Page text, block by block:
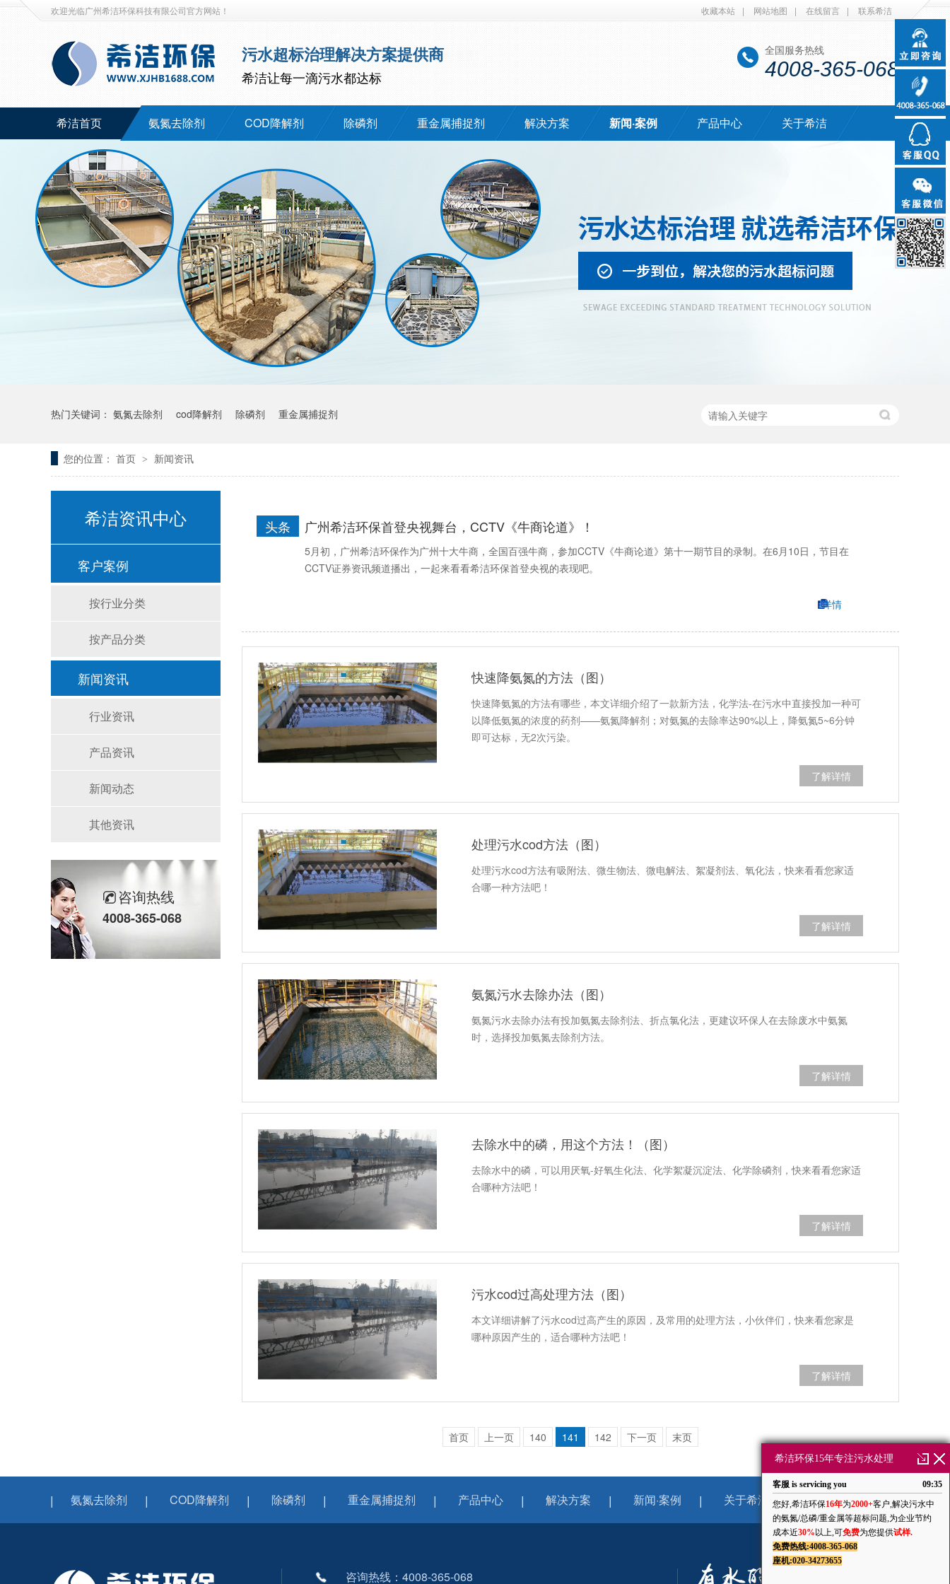
收藏本站 | 网站地图 | 在线留言 | 联系希洁
欢迎光临广州希洁环保科技有限公司官方网站！
污水超标治理解决方案提供商
希洁让每一滴污水都达标
全国服务热线
4008-365-068
希洁首页 氨氮去除剂 COD降解剂 除磷剂 重金属捕捉剂 解决方案 新闻·案例 产品中心 关于希洁
热门关键词： 氨氮去除剂 cod降解剂 除磷剂 重金属捕捉剂
您的位置： 首页 > 新闻资讯
广州希洁环保首登央视舞台，CCTV《牛商论道》！
头条
5月初，广州希洁环保作为广州十大牛商，全国百强牛商，参加CCTV《牛商论道》第十一期节目的录制。在6月10日，节目在
CCTV证券资讯频道播出，一起来看看希洁环保首登央视的表现吧。
详情
快速降氨氮的方法（图）
快速降氨氮的方法有哪些，本文详细介绍了一款新方法，化学法-在污水中直接投加一种可
以降低氨氮的浓度的药剂——氨氮降解剂；对氨氮的去除率达90%以上，降氨氮5~6分钟
即可达标，无2次污染。
了解详情
处理污水cod方法（图）
处理污水cod方法有吸附法、微生物法、微电解法、絮凝剂法、氧化法，快来看看您家适
合哪一种方法吧！
了解详情
氨氮污水去除办法（图）
氨氮污水去除办法有投加氨氮去除剂法、折点氯化法，更建议环保人在去除废水中氨氮
时，选择投加氨氮去除剂方法。
了解详情
去除水中的磷，用这个方法！（图）
去除水中的磷，可以用厌氧-好氧生化法、化学絮凝沉淀法、化学除磷剂，快来看看您家适
合哪种方法吧！
了解详情
污水cod过高处理方法（图）
本文详细讲解了污水cod过高产生的原因，及常用的处理方法，小伙伴们，快来看您家是
哪种原因产生的，适合哪种方法吧！
了解详情
首页 上一页 140 141 142 下一页 末页
希洁资讯中心
客户案例
按行业分类
按产品分类
新闻资讯
行业资讯
产品资讯
新闻动态
其他资讯
咨询热线
4008-365-068
氨氮去除剂 COD降解剂 除磷剂 重金属捕捉剂 产品中心 解决方案 新闻·案例 关于希洁 网站地图
咨询热线：4008-365-068